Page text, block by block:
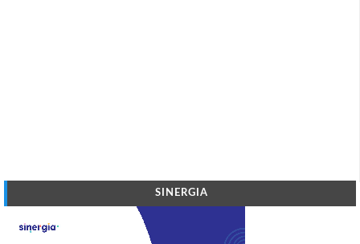
SINERGIA